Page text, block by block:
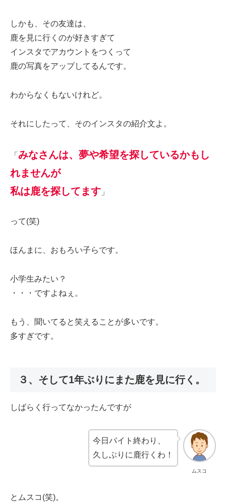
しかも、その友達は、
鹿を見に行くのが好きすぎて
インスタでアカウントをつくって
鹿の写真をアップしてるんです。
わからなくもないけれど。
それにしたって、そのインスタの紹介文よ。
「 みなさんは、夢や希望を探しているかもし
れませんが
私は鹿を探してます 」
って(笑)
ほんまに、おもろい子らです。
小学生みたい？
・・・ですよねぇ。
もう、聞いてると笑えることが多いです。
多すぎです。
３、そして1年ぶりにまた鹿を見に行く。
しばらく行ってなかったんですが
ムスコ
今日バイト終わり、
久しぶりに鹿行くわ！
とムスコ(笑)。